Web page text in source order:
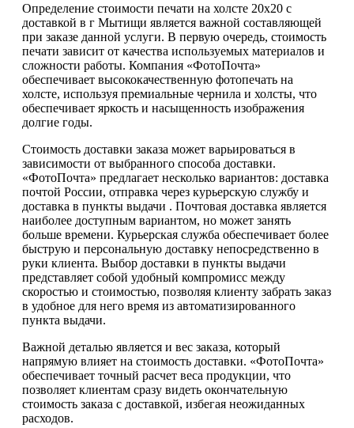
Определение стоимости печати на холсте 20x20 с
доставкой в г Мытищи является важной составляющей
при заказе данной услуги. В первую очередь, стоимость
печати зависит от качества используемых материалов и
сложности работы. Компания «ФотоПочта»
обеспечивает высококачественную фотопечать на
холсте, используя премиальные чернила и холсты, что
обеспечивает яркость и насыщенность изображения
долгие годы.
Стоимость доставки заказа может варьироваться в
зависимости от выбранного способа доставки.
«ФотоПочта» предлагает несколько вариантов: доставка
почтой России, отправка через курьерскую службу и
доставка в пункты выдачи . Почтовая доставка является
наиболее доступным вариантом, но может занять
больше времени. Курьерская служба обеспечивает более
быструю и персональную доставку непосредственно в
руки клиента. Выбор доставки в пункты выдачи
представляет собой удобный компромисс между
скоростью и стоимостью, позволяя клиенту забрать заказ
в удобное для него время из автоматизированного
пункта выдачи.
Важной деталью является и вес заказа, который
напрямую влияет на стоимость доставки. «ФотоПочта»
обеспечивает точный расчет веса продукции, что
позволяет клиентам сразу видеть окончательную
стоимость заказа с доставкой, избегая неожиданных
расходов.